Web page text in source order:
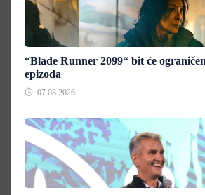
“Blade Runner 2099“ bit će
epizoda
07.08.2026.